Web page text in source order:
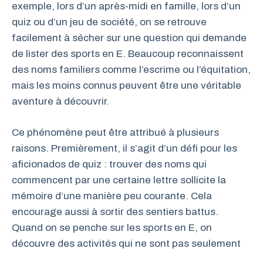
exemple, lors d’un après-midi en famille, lors d’un
quiz ou d’un jeu de société, on se retrouve
facilement à sécher sur une question qui demande
de lister des sports en E. Beaucoup reconnaissent
des noms familiers comme l’escrime ou l’équitation,
mais les moins connus peuvent être une véritable
aventure à découvrir.
Ce phénomène peut être attribué à plusieurs
raisons. Premièrement, il s’agit d’un défi pour les
aficionados de quiz : trouver des noms qui
commencent par une certaine lettre sollicite la
mémoire d’une manière peu courante. Cela
encourage aussi à sortir des sentiers battus.
Quand on se penche sur les sports en E, on
découvre des activités qui ne sont pas seulement